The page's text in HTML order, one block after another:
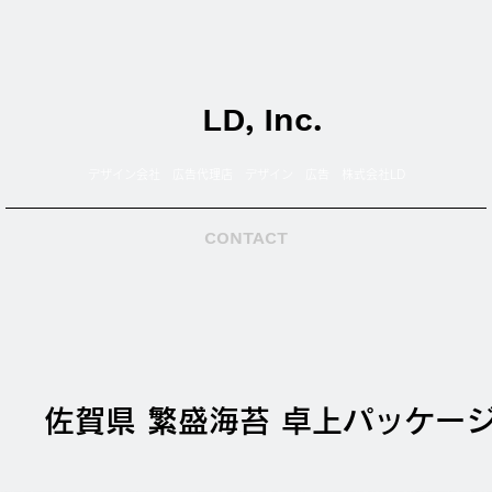
LD, Inc.
CONTACT
佐賀県 繁盛海苔 卓上パッケー